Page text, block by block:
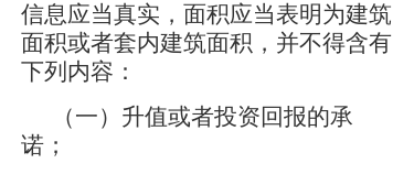
信息应当真实，面积应当表明为建筑
面积或者套内建筑面积，并不得含有
下列内容：
（一）升值或者投资回报的承
诺；